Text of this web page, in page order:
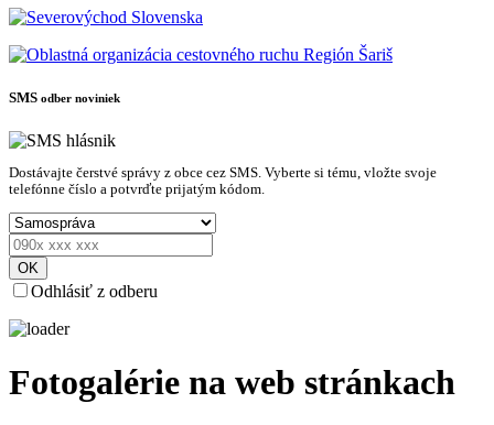
SMS odber noviniek
Dostávajte čerstvé správy z obce cez SMS. Vyberte si tému, vložte svoje
telefónne číslo a potvrďte prijatým kódom.
OK
Odhlásiť z odberu
Fotogalérie na web stránkach